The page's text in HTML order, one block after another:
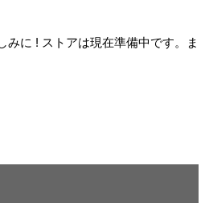
みに ! ストアは現在準備中です。ま